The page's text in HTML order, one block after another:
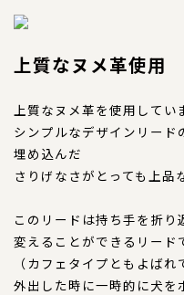
猫の首輪
ペットカート用ネ
特注品
おすすめ商品
上質なヌメ革使用
上質なヌメ革を使用してい
シンプルなデザインリー
埋め込んだ
さりげなさがとっても上品
このリードは持ち手を折り
変えることができるリード
（カフェタイプともよばれ
外出した時に一時的に犬を